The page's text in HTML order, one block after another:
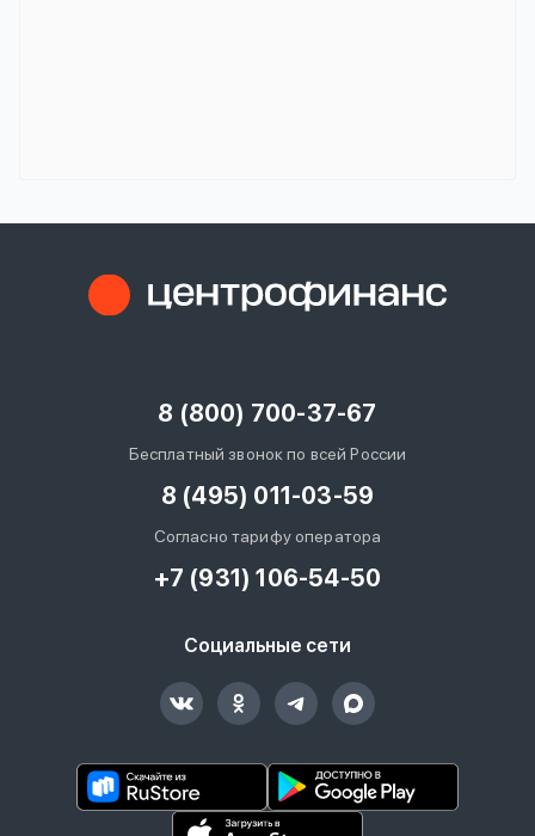
8 (800) 700-37-67
Бесплатный звонок по всей России
8 (495) 011-03-59
Согласно тарифу оператора
+7 (931) 106-54-50
Социальные сети